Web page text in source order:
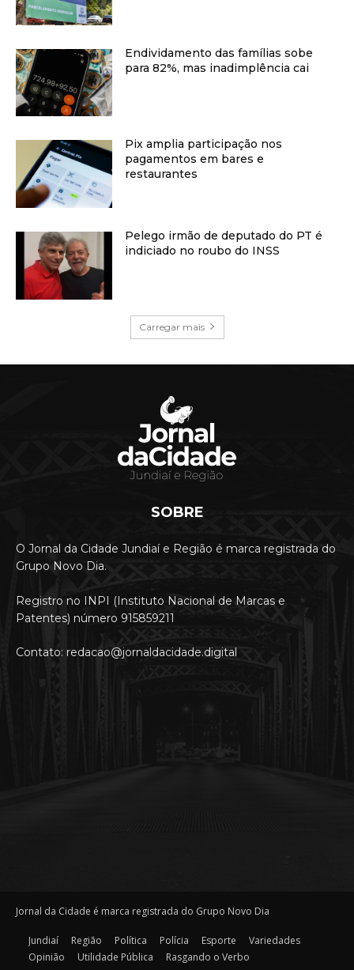
Endividamento das famílias sobe
para 82%, mas inadimplência cai
Pix amplia participação nos
pagamentos em bares e
restaurantes
Pelego irmão de deputado do PT é
indiciado no roubo do INSS
Carregar mais
SOBRE
O Jornal da Cidade Jundiaí e Região é marca registrada do
Grupo Novo Dia.
Registro no INPI (Instituto Nacional de Marcas e
Patentes) número 915859211
Contato: redacao@jornaldacidade.digital
Jornal da Cidade é marca registrada do Grupo Novo Dia
Jundiaí Região Política Polícia Esporte
Variedades
Opinião
Utilidade Pública Rasgando o Verbo